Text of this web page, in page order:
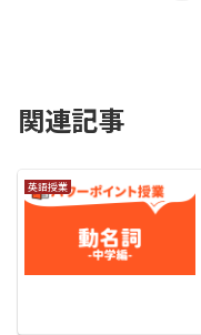
関連記事
英語授業